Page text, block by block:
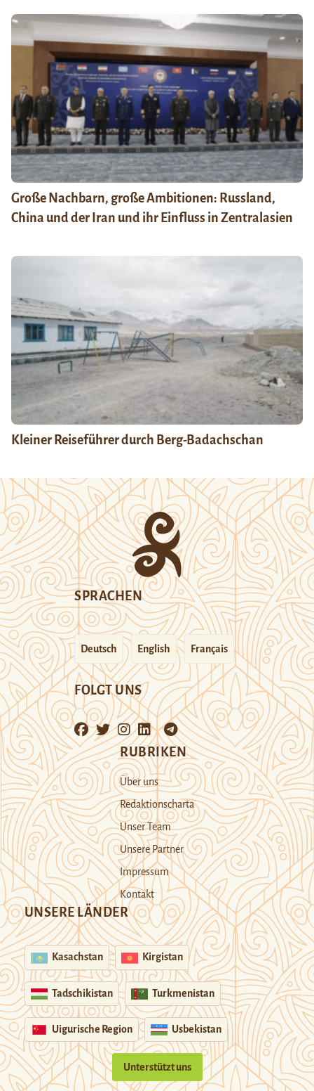
Große Nachbarn, große Ambitionen: Russland,
China und der Iran und ihr Einfluss in Zentralasien
Kleiner Reiseführer durch Berg-Badachschan
SPRACHEN
Deutsch English Français
FOLGT UNS
RUBRIKEN
Über uns
Redaktionscharta
Unser Team
Unsere Partner
Impressum
Kontakt
UNSERE LÄNDER
Kasachstan Kirgistan
Tadschikistan Turkmenistan
Uigurische Region Usbekistan
Unterstützt uns